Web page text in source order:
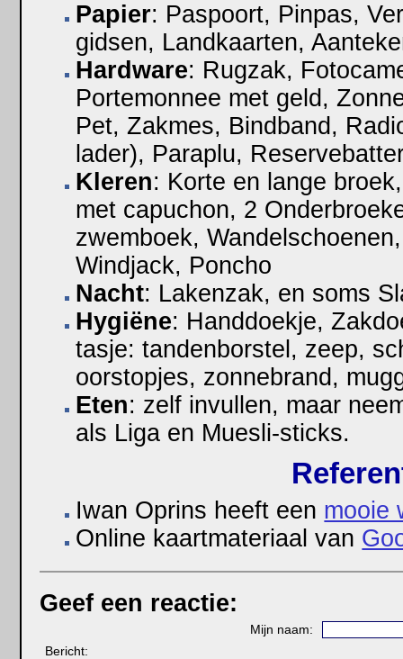
Papier: Paspoort, Pinpas,
gidsen, Landkaarten,
Hardware: Rugzak,
Portemonnee met geld,
Pet, Zakmes, Bindband,
lader), Paraplu,
Kleren: Korte en lange
met capuchon, 2
zwemboek,
Windjack, Poncho
Nacht: Lakenzak, en soms
Hygiëne: Handdoekje,
tasje: tandenborstel, zeep,
oorstopjes, zonnebrand,
Eten: zelf invullen, maar
als Liga en Muesli-sticks.
Iwan Oprins heeft een mooie
Online kaartmateriaal van
Geef een reactie:
Mijn naam:
Bericht: